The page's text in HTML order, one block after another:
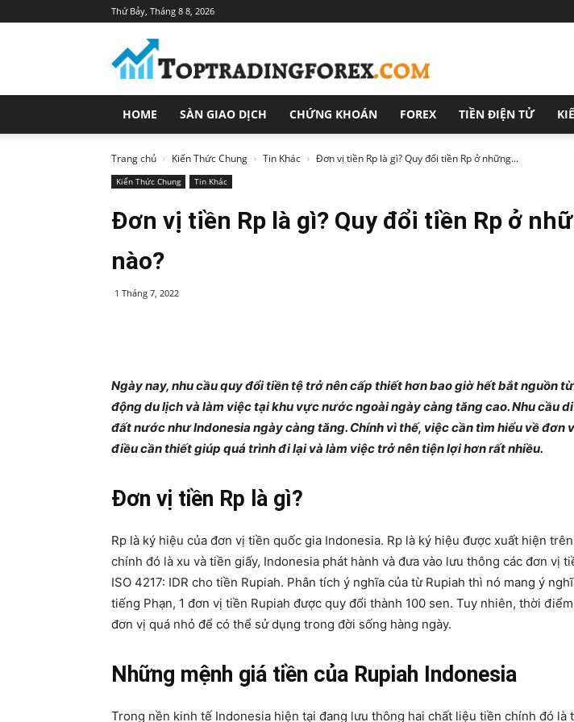
Thứ Bảy, Tháng 8 8, 2026
Trang
Tin
Tức
Đầu
Tư
Chính
HOME SÀN GIAO DỊCH CHỨNG KHOÁN FOREX TIỀN ĐIỆN TỬ
Trang chủ Kiến Thức Chung Tin Khác Đơn vị tiền Rp là gì? Quy đổi tiền Rp ở những...
Kiến Thức Chung Tin Khác
Đơn vị tiền Rp là gì? Quy đổi tiền Rp ở
nào?
1 Tháng 7, 2022
Ngày nay, nhu cầu quy đổi tiền tệ trở nên cấp thiết hơn bao giờ hết bắt nguồn
động du lịch và làm việc tại khu vực nước ngoài ngày càng tăng cao. Nhu cầu
đất nước như Indonesia ngày càng tăng. Chính vì thế, việc cần tìm hiểu về đơn
điều cần thiết giúp quá trình đi lại và làm việc trở nên tiện lợi hơn rất nhiều.
Đơn vị tiền Rp là gì?
Rp là ký hiệu của đơn vị tiền quốc gia Indonesia. Rp là ký hiệu được xuất hiện
chính đó là xu và tiền giấy, Indonesia phát hành và đưa vào lưu thông các đơn vị
ISO 4217: IDR cho tiền Rupiah. Phân tích ý nghĩa của từ Rupiah thì nó mang ý
tiếng Phạn, 1 đơn vị tiền Rupiah được quy đổi thành 100 sen. Tuy nhiên, thời
đơn vị quá nhỏ để có thể sử dụng trong đời sống hàng ngày.
Những mệnh giá tiền của Rupiah Indonesia
Trong nền kinh tế Indonesia hiện tại đang lưu thông hai chất liệu tiền chính đó là